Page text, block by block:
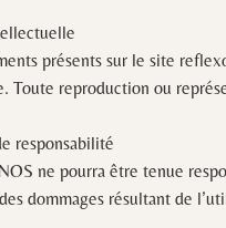
présents sur le site
Toute reproduction ou
responsabilité
ne pourra être tenue
dommages résultant de